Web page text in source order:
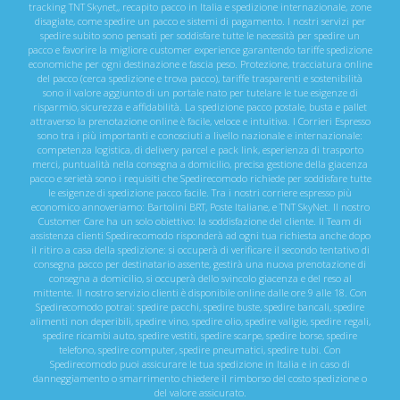
tracking TNT Skynet,, recapito pacco in Italia e spedizione internazionale, zone
disagiate, come spedire un pacco e sistemi di pagamento. I nostri servizi per
spedire subito sono pensati per soddisfare tutte le necessità per spedire un
pacco e favorire la migliore customer experience garantendo tariffe spedizione
economiche per ogni destinazione e fascia peso. Protezione, tracciatura online
del pacco (cerca spedizione e trova pacco), tariffe trasparenti e sostenibilità
sono il valore aggiunto di un portale nato per tutelare le tue esigenze di
risparmio, sicurezza e affidabilità. La spedizione pacco postale, busta e pallet
attraverso la prenotazione online è facile, veloce e intuitiva. I Corrieri Espresso
sono tra i più importanti e conosciuti a livello nazionale e internazionale:
competenza logistica, di delivery parcel e pack link, esperienza di trasporto
merci, puntualità nella consegna a domicilio, precisa gestione della giacenza
pacco e serietà sono i requisiti che Spedirecomodo richiede per soddisfare tutte
le esigenze di spedizione pacco facile. Tra i nostri corriere espresso più
economico annoveriamo: Bartolini BRT, Poste Italiane, e TNT SkyNet. Il nostro
Customer Care ha un solo obiettivo: la soddisfazione del cliente. Il Team di
assistenza clienti Spedirecomodo risponderà ad ogni tua richiesta anche dopo
il ritiro a casa della spedizione: si occuperà di verificare il secondo tentativo di
consegna pacco per destinatario assente, gestirà una nuova prenotazione di
consegna a domicilio, si occuperà dello svincolo giacenza e del reso al
mittente. Il nostro servizio clienti è disponibile online dalle ore 9 alle 18. Con
Spedirecomodo potrai: spedire pacchi, spedire buste, spedire bancali, spedire
alimenti non deperibili, spedire vino, spedire olio, spedire valigie, spedire regali,
spedire ricambi auto, spedire vestiti, spedire scarpe, spedire borse, spedire
telefono, spedire computer, spedire pneumatici, spedire tubi. Con
Spedirecomodo puoi assicurare le tua spedizione in Italia e in caso di
danneggiamento o smarrimento chiedere il rimborso del costo spedizione o
del valore assicurato.